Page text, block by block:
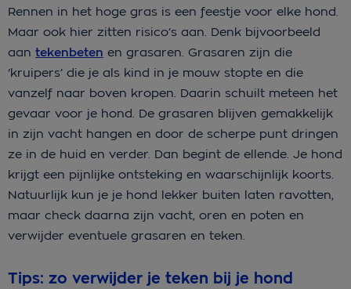
Rennen in het hoge gras is een feestje voor elke hond.
Maar ook hier zitten risico’s aan. Denk bijvoorbeeld
aan tekenbeten en grasaren. Grasaren zijn die
‘kruipers’ die je als kind in je mouw stopte en die
vanzelf naar boven kropen. Daarin schuilt meteen het
gevaar voor je hond. De grasaren blijven gemakkelijk
in zijn vacht hangen en door de scherpe punt dringen
ze in de huid en verder. Dan begint de ellende. Je hond
krijgt een pijnlijke ontsteking en waarschijnlijk koorts.
Natuurlijk kun je je hond lekker buiten laten ravotten,
maar check daarna zijn vacht, oren en poten en
verwijder eventuele grasaren en teken.
Tips: zo verwijder je teken bij je hond